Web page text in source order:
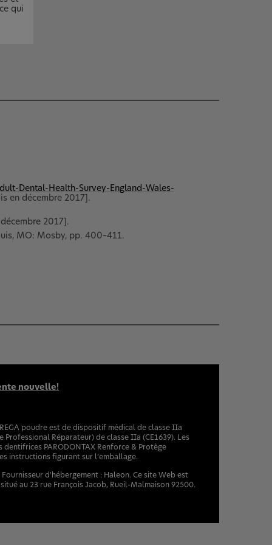
qui
Dental-Health-Survey-England-Wales-
en décembre 2017].
2017].
MO: Mosby, pp. 400–411.
nouvelle!
poudre est de dispositif médical de classe IIa
Professional Réparateur) de classe IIa (CE1639). Les
PARODONTAX Renforce & Protège
instructions figurant sur l’emballage.
d'hébergement : Haleon. Ce site Web est
au 23 rue François Jacob, Rueil-Malmaison 92500.